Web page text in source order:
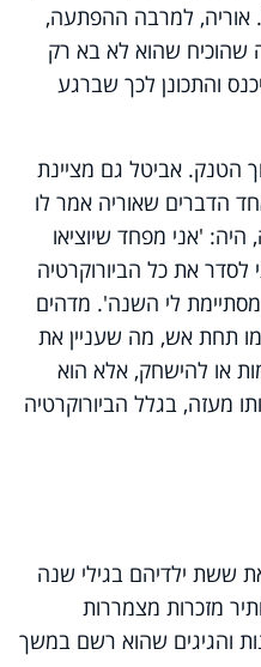
אוריה, למרבה ההפתעה,
שהוכיח שהוא לא בא רק
והתכונן לכך שברגע
הטנק. אביטל גם מציינת
הדברים שאוריה אמר לו
'אני מפחד שיוציאו
את כל הביורוקרטיה
לי השנה'. מדהים
תחת אש, מה שעניין את
או להישחק, אלא הוא
מעזה, בגלל הביורוקרטיה
ששת ילדיהם בגילי שנה
מזכרות מצמררות
והגיגים שהוא רשם במשך